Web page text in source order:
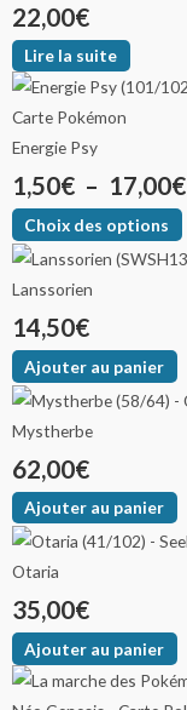
22,00€
Lire la suite
Energie Psy
1,50€ – 17,00€
Choix des options
Lanssorien
14,50€
Ajouter au panier
Mystherbe
62,00€
Ajouter au panier
Otaria
35,00€
Ajouter au panier